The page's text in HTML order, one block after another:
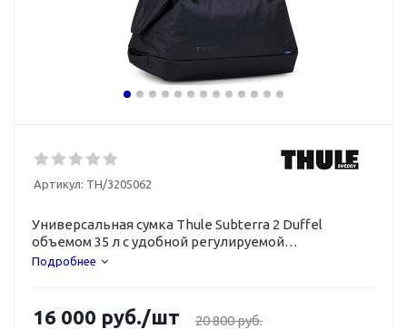
Артикул: TH/3205062
Универсальная сумка Thule Subterra 2 Duffel
объемом 35 л с удобной регулируемой
конструкцией.
Подробнее
16 000 руб./шт 20 800руб.